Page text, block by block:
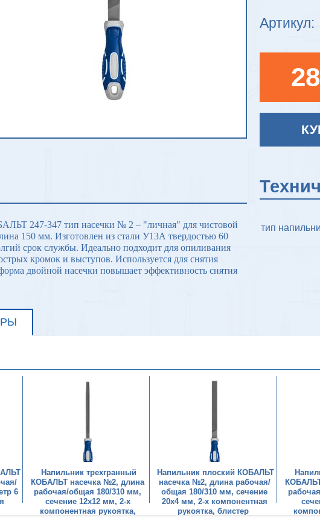
247-347 тип насечки № 2 – "личная" для чистовой
150 мм. Изготовлен из стали У13А твердостью 60
срок службы. Идеально подходит для опиливания
кромок и выступов. Используется для снятия
двойной насечки повышает эффективность снятия
Артикул:
тип
6
Напильник трехгранный
КОБАЛЬТ насечка №2, длина
рабочая/общая 180/310 мм,
сечение 12х12 мм, 2-х
компонентная рукоятка,
Напильник плоский КОБАЛЬТ
насечка №2, длина рабочая/
общая 180/310 мм, сечение
20х4 мм, 2-х компонентная
рукоятка, блистер